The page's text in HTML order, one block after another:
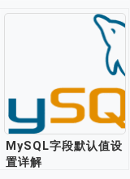
MySQL字段默认值设
置详解